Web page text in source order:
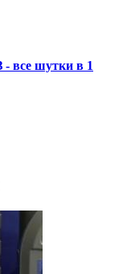
все шутки в 1